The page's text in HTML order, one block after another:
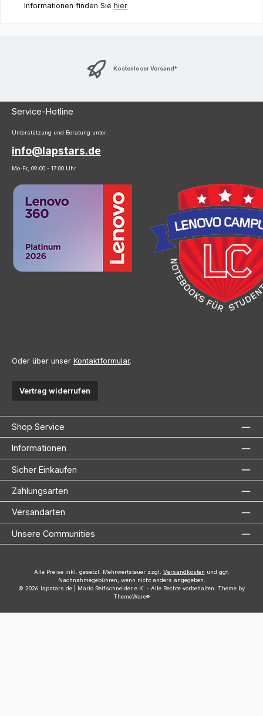
Informationen finden Sie hier
Kostenloser Versand*
Service-Hotline
Unterstützung und Beratung unter:
info@lapstars.de
Mo-Fr, 09:00 - 17:00 Uhr
Oder über unser Kontaktformular.
Vertrag widerrufen
Shop Service
Informationen
Sicher Einkaufen
Zahlungsarten
Versandarten
Unsere Communities
Alle Preise inkl. gesetzl. Mehrwertsteuer zzgl. Versandkosten und ggf.
Nachnahmegebühren, wenn nicht anders angegeben.
© 2026 lapstars.de | Mario Reifschneider e.K. - Alle Rechte vorbehalten. Theme by
ThemeWare®